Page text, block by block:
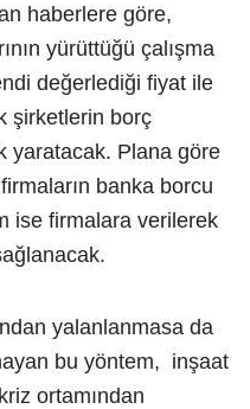
haberlere göre,
yürüttüğü çalışma
değerlediği fiyat ile
şirketlerin borç
yaratacak. Plana göre
banka borcu
ise firmalara verilerek
yalanlanmasa da
bu yöntem, inşaat
ortamından